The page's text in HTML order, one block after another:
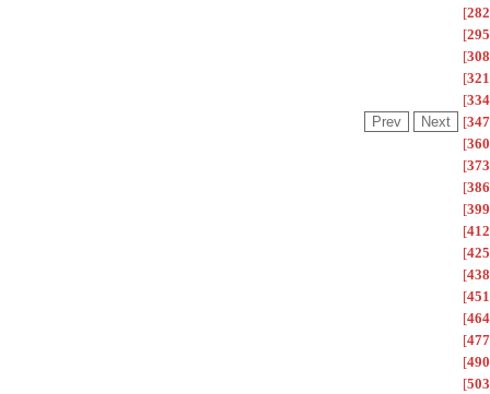
[282
[295
[308
[321
[334
[347
[360
[373
[386
[399
[412
[425
[438
[451
[464
[477
[490
[503